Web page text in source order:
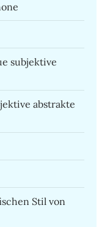
subjektive
abstrakte
Stil von